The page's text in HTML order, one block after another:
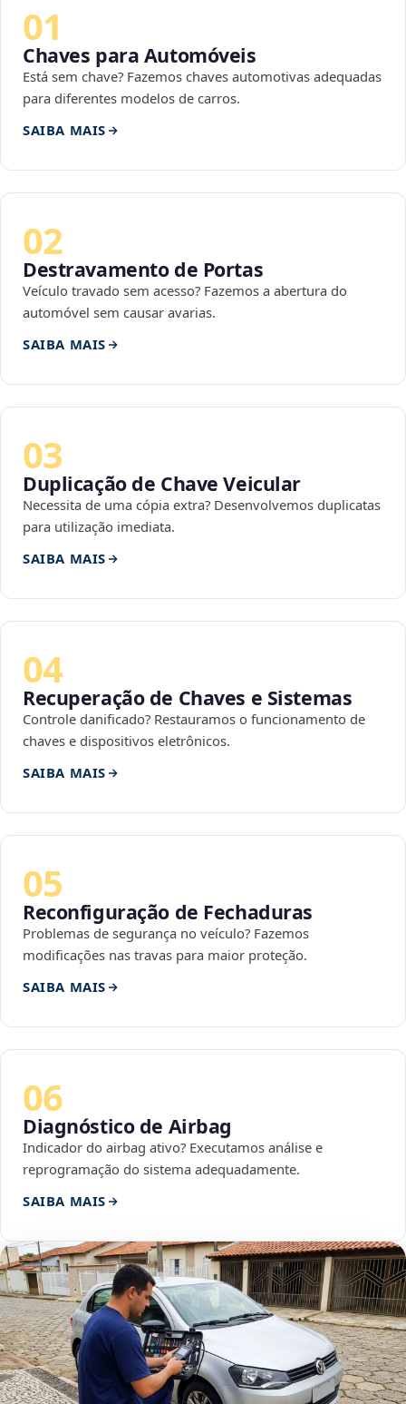
01
Chaves para Automóveis
Está sem chave? Fazemos chaves automotivas adequadas
para diferentes modelos de carros.
SAIBA MAIS
02
Destravamento de Portas
Veículo travado sem acesso? Fazemos a abertura do
automóvel sem causar avarias.
SAIBA MAIS
03
Duplicação de Chave Veicular
Necessita de uma cópia extra? Desenvolvemos duplicatas
para utilização imediata.
SAIBA MAIS
04
Recuperação de Chaves e Sistemas
Controle danificado? Restauramos o funcionamento de
chaves e dispositivos eletrônicos.
SAIBA MAIS
05
Reconfiguração de Fechaduras
Problemas de segurança no veículo? Fazemos
modificações nas travas para maior proteção.
SAIBA MAIS
06
Diagnóstico de Airbag
Indicador do airbag ativo? Executamos análise e
reprogramação do sistema adequadamente.
SAIBA MAIS